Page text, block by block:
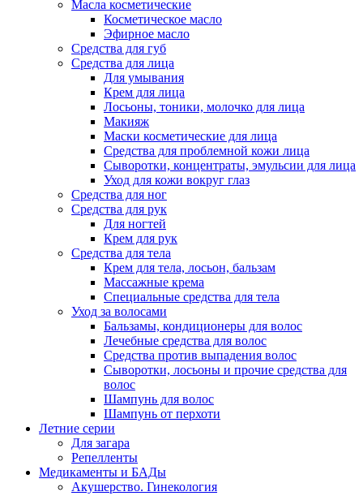
Масла косметические
Косметическое масло
Эфирное масло
Средства для губ
Средства для лица
Для умывания
Крем для лица
Лосьоны, тоники, молочко для лица
Макияж
Маски косметические для лица
Средства для проблемной кожи лица
Сыворотки, концентраты, эмульсии для лица
Уход для кожи вокруг глаз
Средства для ног
Средства для рук
Для ногтей
Крем для рук
Средства для тела
Крем для тела, лосьон, бальзам
Массажные крема
Специальные средства для тела
Уход за волосами
Бальзамы, кондиционеры для волос
Лечебные средства для волос
Средства против выпадения волос
Сыворотки, лосьоны и прочие средства для
волос
Шампунь для волос
Шампунь от перхоти
Летние серии
Для загара
Репелленты
Медикаменты и БАДы
Акушерство. Гинекология